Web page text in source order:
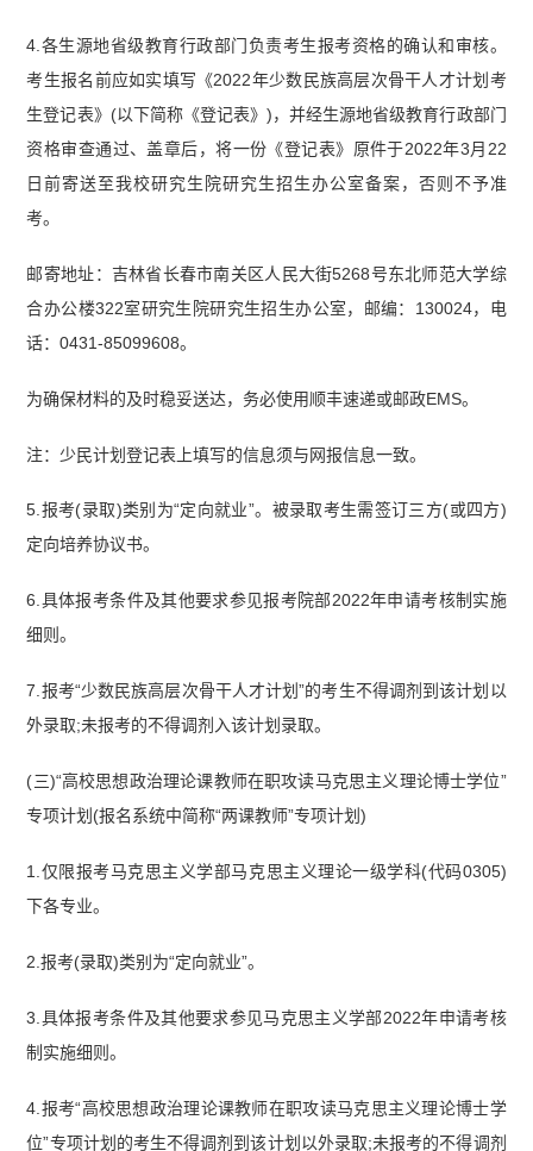
4.各生源地省级教育行政部门负责考生报考资格的确认和审核。
考生报名前应如实填写《2022年少数民族高层次骨干人才计划考
生登记表》(以下简称《登记表》)，并经生源地省级教育行政部门
资格审查通过、盖章后，将一份《登记表》原件于2022年3月22
日前寄送至我校研究生院研究生招生办公室备案，否则不予准
考。
邮寄地址：吉林省长春市南关区人民大街5268号东北师范大学综
合办公楼322室研究生院研究生招生办公室，邮编：130024，电
话：0431-85099608。
为确保材料的及时稳妥送达，务必使用顺丰速递或邮政EMS。
注：少民计划登记表上填写的信息须与网报信息一致。
5.报考(录取)类别为“定向就业”。被录取考生需签订三方(或四方)
定向培养协议书。
6.具体报考条件及其他要求参见报考院部2022年申请考核制实施
细则。
7.报考“少数民族高层次骨干人才计划”的考生不得调剂到该计划以
外录取;未报考的不得调剂入该计划录取。
(三)“高校思想政治理论课教师在职攻读马克思主义理论博士学位”
专项计划(报名系统中简称“两课教师”专项计划)
1.仅限报考马克思主义学部马克思主义理论一级学科(代码0305)
下各专业。
2.报考(录取)类别为“定向就业”。
3.具体报考条件及其他要求参见马克思主义学部2022年申请考核
制实施细则。
4.报考“高校思想政治理论课教师在职攻读马克思主义理论博士学
位”专项计划的考生不得调剂到该计划以外录取;未报考的不得调剂